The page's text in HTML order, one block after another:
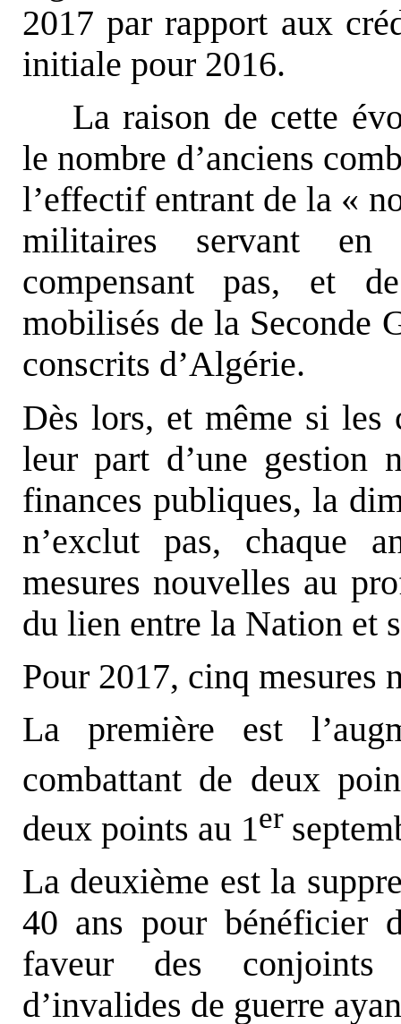
2017 par rapport aux
initiale pour 2016.
La raison de cette
le nombre d’anciens
l’effectif entrant de la «
militaires servant en
compensant pas, et
mobilisés de la Seconde
conscrits d’Algérie.
Dès lors, et même si les
leur part d’une gestion
finances publiques, la
n’exclut pas, chaque
mesures nouvelles au
du lien entre la Nation et
Pour 2017, cinq mesures
La première est
combattant de deux
deux points au 1er
La deuxième est la
40 ans pour bénéficier
faveur des conjoints
d’invalides de guerre